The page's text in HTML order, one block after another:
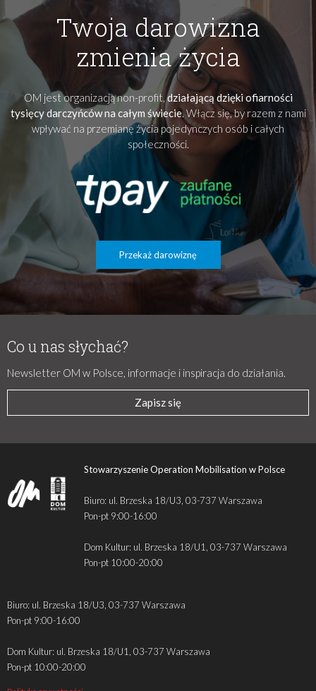
Twoja darowizna
zmienia życia
OM jest organizacją non-profit,działającą dzięki ofiarności
tysięcy darczyńców na całym świecie. Włącz się, by razem z nami
wpływać na przemianę życia pojedynczych osób i całych
społeczności.
Przekaż darowiznę
Co u nas słychać?
Newsletter OM w Polsce, informacje i inspiracja do działania.
Zapisz się
Stowarzyszenie Operation Mobilisation w Polsce
Biuro: ul. Brzeska 18/U3, 03-737 Warszawa
Pon-pt 9:00-16:00
Dom Kultur: ul. Brzeska 18/U1, 03-737 Warszawa
Pon-pt 10:00-20:00
Biuro: ul. Brzeska 18/U3, 03-737 Warszawa
Pon-pt 9:00-16:00
Dom Kultur: ul. Brzeska 18/U1, 03-737 Warszawa
Pon-pt 10:00-20:00